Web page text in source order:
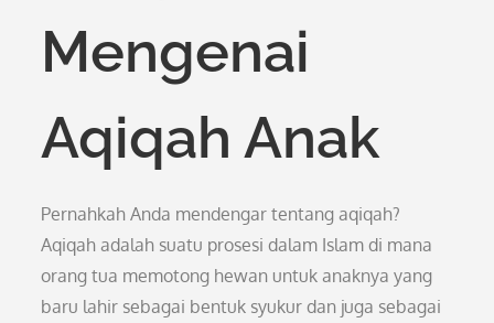
Mengenai
Aqiqah Anak
Pernahkah Anda mendengar tentang aqiqah?
Aqiqah adalah suatu prosesi dalam Islam di mana
orang tua memotong hewan untuk anaknya yang
baru lahir sebagai bentuk syukur dan juga sebagai